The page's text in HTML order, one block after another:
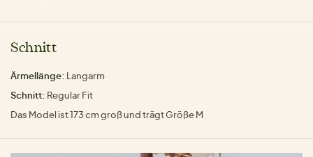
Schnitt
Ärmellänge: Langarm
Schnitt: Regular Fit
Das Model ist 173 cm groß und trägt Größe M